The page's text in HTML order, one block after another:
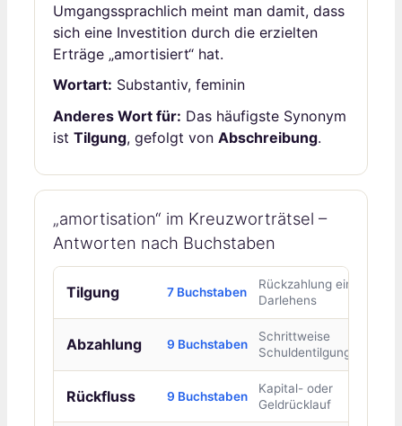
Umgangssprachlich meint man damit, dass
sich eine Investition durch die erzielten
Erträge „amortisiert“ hat.
Wortart: Substantiv, feminin
Anderes Wort für: Das häufigste Synonym
ist Tilgung, gefolgt von Abschreibung.
„amortisation“ im Kreuzworträtsel –
Antworten nach Buchstaben
Tilgung 7 Buchstaben
Rückzahlung eines
Darlehens
Abzahlung 9 Buchstaben
Schrittweise
Schuldentilgung
Rückfluss 9 Buchstaben
Kapital- oder
Geldrücklauf